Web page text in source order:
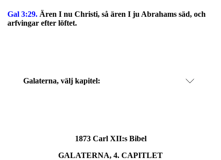
Gal 3:29. Ären I nu Christi, så ären I ju Abrahams säd, och
arfvingar efter löftet.
Galaterna, välj kapitel:
1873 Carl XII:s Bibel
GALATERNA, 4. CAPITLET